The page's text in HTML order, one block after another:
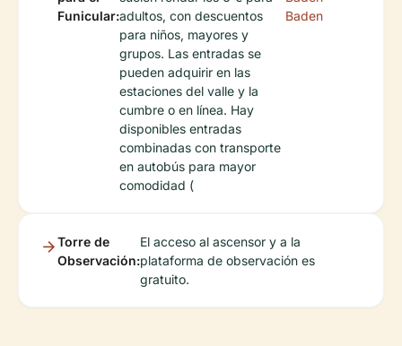
Funicular:adultos, con descuentos
para niños, mayores y
grupos. Las entradas se
pueden adquirir en las
estaciones del valle y la
cumbre o en línea. Hay
disponibles entradas
combinadas con transporte
en autobús para mayor
comodidad (
Baden
Torre de
Observación:
El acceso al ascensor y a la
plataforma de observación es
gratuito.